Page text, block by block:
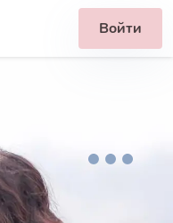
Войти